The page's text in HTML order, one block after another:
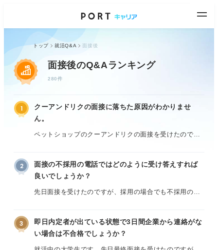
トップ 就活Q&A 面接後
面接後のQ&Aランキング
280件
1
クーアンドリクの面接に落ちた原因がわかりませ
ん。
ペットショップのクーアンドリクの面接を受けたのです
自分なりに動物への愛情を伝えたつもりですが、接客業
としての適性が足りなかったのか、それとも生き物を扱
う仕事としての覚悟が足りないと見なされたのか、自分
SNSなどで「顔採用がある」といった噂を見かけること
もあり、自分の何がいけなかったのかと不安ばかりが募
2
面接の不採用の電話ではどのように受け答えすれば
良いでしょうか？
先日面接を受けたのですが、採用の場合でも不採用の場
採用の場合の受け答えはなんとなく想像できるのです
が、不採用の場合、気まずい気持ちもあり、どのように
受け答えすれば良いのかわからず、不安を感じていま
3
即日内定者が出ている状態で3日間企業から連絡がな
い場合は不合格でしょうか？